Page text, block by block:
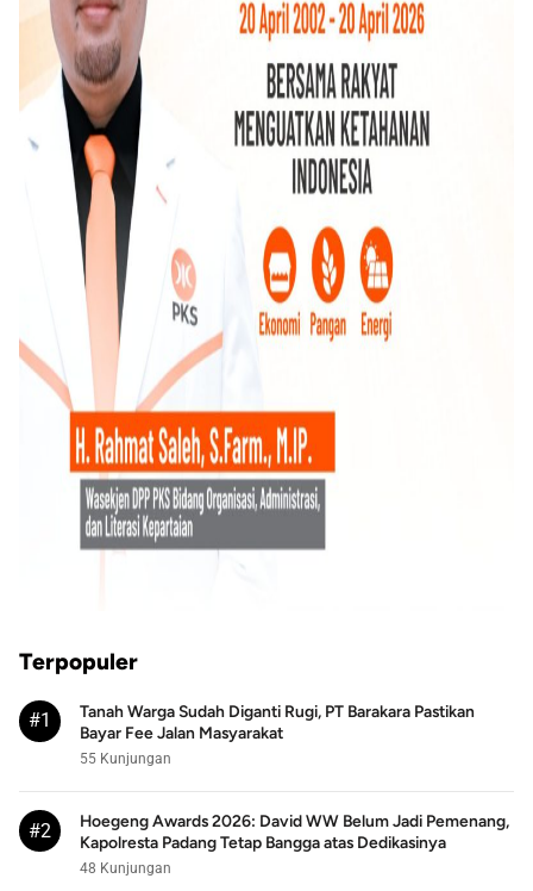
Terpopuler
#1
Tanah Warga Sudah Diganti Rugi, PT Barakara Pastikan
Bayar Fee Jalan Masyarakat
55 Kunjungan
#2
Hoegeng Awards 2026: David WW Belum Jadi Pemenang,
Kapolresta Padang Tetap Bangga atas Dedikasinya
48 Kunjungan